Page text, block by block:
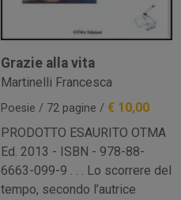
Grazie alla vita
Martinelli Francesca
Poesie / 72 pagine /€ 10,00
PRODOTTO ESAURITO OTMA
Ed. 2013 - ISBN - 978-88-
6663-099-9 . . . Lo scorrere del
tempo, secondo l’autrice